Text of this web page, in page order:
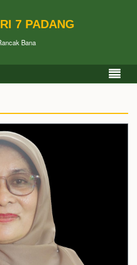
7 PADANG
Bana